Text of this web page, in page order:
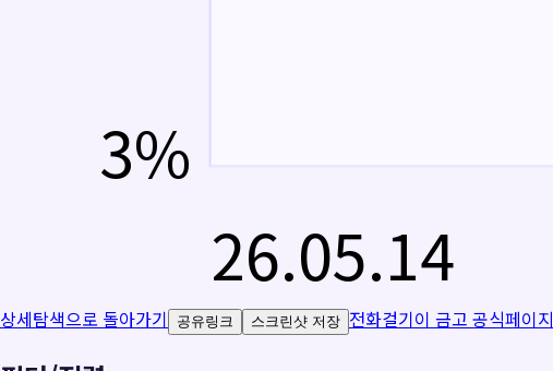
3%
26.05.14
상세탐색으로 돌아가기 공유링크 스크린샷 저장 전화걸기이 금고 공식페이지